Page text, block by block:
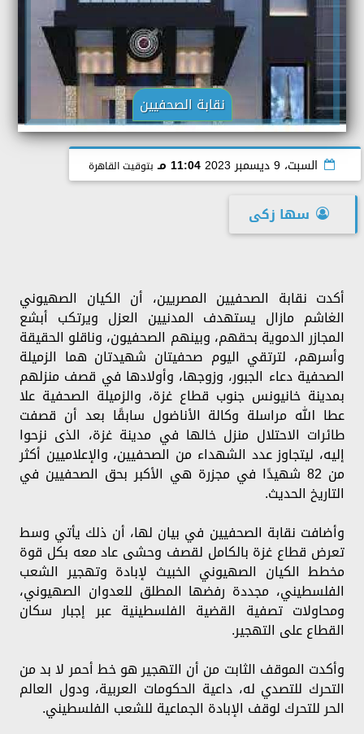
نقابة الصحفيين
السبت، 9 ديسمبر 2023 11:04 مـ بتوقيت القاهرة
سها زكى
أكدت نقابة الصحفيين المصريين، أن الكيان الصهيوني
الغاشم مازال يستهدف المدنيين العزل ويرتكب أبشع
المجازر الدموية بحقهم، وبينهم الصحفيون، وناقلو الحقيقة
وأسرهم، لترتقي اليوم صحفيتان شهيدتان هما الزميلة
الصحفية دعاء الجبور، وزوجها، وأولادها في قصف منزلهم
بمدينة خانيونس جنوب قطاع غزة، والزميلة الصحفية علا
عطا الله مراسلة وكالة الأناضول سابقًا بعد أن قصفت
طائرات الاحتلال منزل خالها في مدينة غزة، الذى نزحوا
إليه، ليتجاوز عدد الشهداء من الصحفيين، والإعلاميين أكثر
من 82 شهيدًا في مجزرة هي الأكبر بحق الصحفيين في
التاريخ الحديث.
وأضافت نقابة الصحفيين في بيان لها، أن ذلك يأتي وسط
تعرض قطاع غزة بالكامل لقصف وحشى عاد معه بكل قوة
مخطط الكيان الصهيوني الخبيث لإبادة وتهجير الشعب
الفلسطيني، مجددة رفضها المطلق للعدوان الصهيوني،
ومحاولات تصفية القضية الفلسطينية عبر إجبار سكان
القطاع على التهجير.
وأكدت الموقف الثابت من أن التهجير هو خط أحمر لا بد من
التحرك للتصدي له، داعية الحكومات العربية، ودول العالم
الحر للتحرك لوقف الإبادة الجماعية للشعب الفلسطيني.